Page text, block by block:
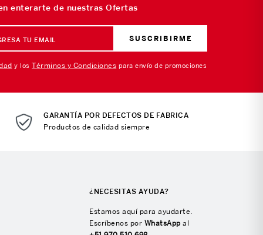
enterarte de nuestras Ofertas
SUSCRIBIRME
y losTérminos y Condiciones para envío de promociones
GARANTÍA POR DEFECTOS DE FABRICA
Productos de calidad siempre
¿NECESITAS AYUDA?
Estamos aquí para ayudarte.
Escríbenos por WhatsApp al